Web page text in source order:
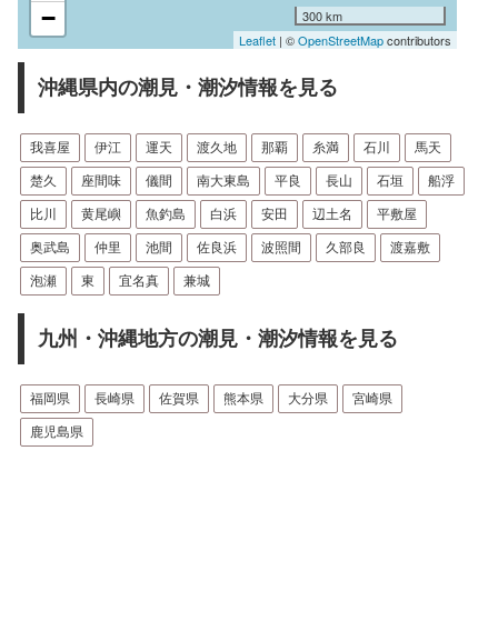
−
300 km
Leaflet | ©OpenStreetMapcontributors
沖縄県内の潮見・潮汐情報を見る
我喜屋 伊江 運天 渡久地 那覇 糸満 石川 馬天
楚久 座間味 儀間 南大東島 平良 長山 石垣 船浮
比川 黄尾嶼 魚釣島 白浜 安田 辺土名 平敷屋
奥武島 仲里 池間 佐良浜 波照間 久部良 渡嘉敷
泡瀬 東 宜名真 兼城
九州・沖縄地方の潮見・潮汐情報を見る
福岡県 長崎県 佐賀県 熊本県 大分県 宮崎県
鹿児島県